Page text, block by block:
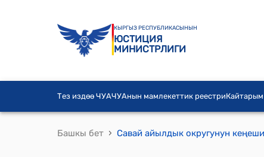
КЫРГЫЗ РЕСПУБЛИКАСЫНЫН
ЮСТИЦИЯ
МИНИСТРЛИГИ
Тез издөө ЧУАЧУАнын мамлекеттик реестри
Башкы бет ›